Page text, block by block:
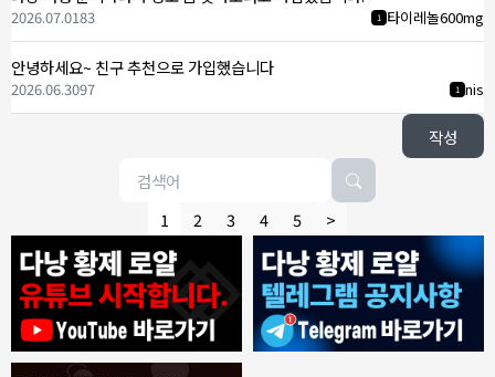
1 타이레놀600mg
2026.07.0183
안녕하세요~ 친구 추천으로 가입했습니다
1 nis
2026.06.3097
작성
1 2 3 4 5 >